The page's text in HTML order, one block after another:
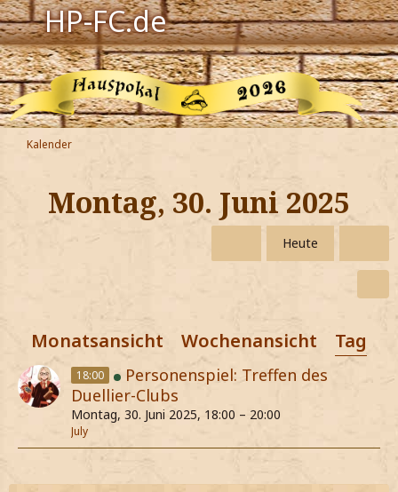
HP-FC.de
Navigation
Harry Potter
Der HP-FC
Hogwarts
Zauberwelt
Jetzt Fanclub-Mitglied werden!
Kalender
Montag, 30. Juni 2025
Heute
Monatsansicht Wochenansicht
18:00
Personenspiel: Treffen des
Duellier-Clubs
Montag, 30. Juni 2025, 18:00 – 20:00
July